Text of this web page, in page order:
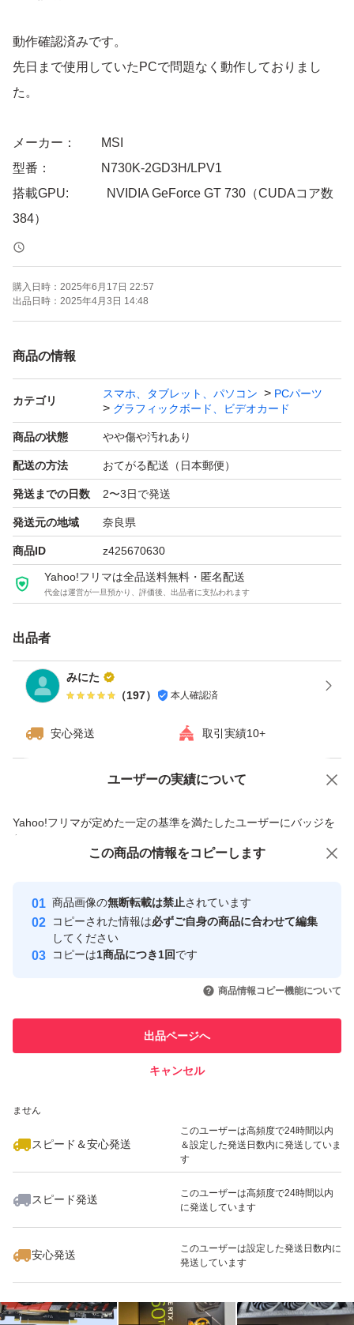
動作確認済みです。
先日まで使用していたPCで問題なく動作しておりまし
た。
メーカー： MSI
型番： N730K-2GD3H/LPV1
搭載GPU: NVIDIA GeForce GT 730（CUDAコア数
384）
コアクロック：902 MHz
メモリ： DDR3 2GB/1600 MHz/64bit
バス： PCI Express 2.0 x16
解像度： DCI 4K (4096x2160)
HDCP対応： あり
DirectX： DirectX 12 API
OpenGL： OpenGL 4.4
オーディオ： TrueHD、DTS-HDに対応
消費電力： 23W
推奨電源： 300W
補助電源： 不要
冷却： ファンレス・ヒートシンク
サイズ： W146xH69xD39 mm、ロープロファイル
付属品： ロープロファイルブラケット2種類
対応OS： Windows 11/10/8/7/XP/Vista、Linux、他
ドライバ： https://jp.msi.com/Graphics-Card/N730K-2
GD3HLPV1/support
購入日時： 2025年6月17日 22:57
出品日時： 2025年4月3日 14:48
商品の情報
カテゴリ
スマホ、タブレット、パソコン
PCパーツ
グラフィックボード、ビデオカード
商品の状態 やや傷や汚れあり
配送の方法 おてがる配送（日本郵便）
発送までの日数 2〜3日で発送
発送元の地域 奈良県
商品ID z425670630
Yahoo!フリマは全品送料無料・匿名配送
代金は運営が一旦預かり、評価後、出品者に支払われます
出品者
みにた
（197） 本人確認済
安心発送 取引実績10+
ユーザーの実績について
Yahoo!フリマが定めた一定の基準を満たしたユーザーにバッジを
付与しています
安心取引出品者
心・安全なユーザーです
取引実績
引を完了させた実績があります
での取引実績があります
ません
スピード＆安心発送
このユーザーは高頻度で24時間以内
＆設定した発送日数内に発送していま
す
スピード発送
このユーザーは高頻度で24時間以内
に発送しています
安心発送
このユーザーは設定した発送日数内に
発送しています
価格の相談 商品への質問
この商品の情報をコピーします
商品画像の無断転載は禁止されています
コピーされた情報は必ずご自身の商品に合わせて編集
してください
コピーは1商品につき1回です
商品情報コピー機能について
出品ページへ
キャンセル
この商品をみている人にオススメ
いいね！
3,500